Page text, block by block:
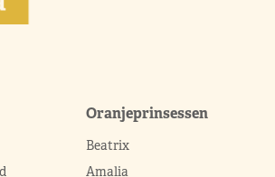
Oranjeprinsessen
Beatrix
Amalia